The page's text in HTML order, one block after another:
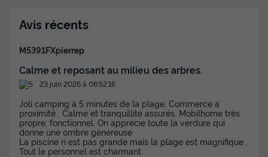
Avis récents
M5391FXpierrep
Calme et reposant au milieu des arbres.
23 juin 2026 à 08:52:16
Joli camping à 5 minutes de la plage. Commerce a
proximité . Calme et tranquillité assurés. Mobilhome très
propre, fonctionnel. On apprécie toute la verdure qui
donne une ombre généreuse
La piscine n est pas grande mais la plage est magnifique .
Tout le personnel est charmant.